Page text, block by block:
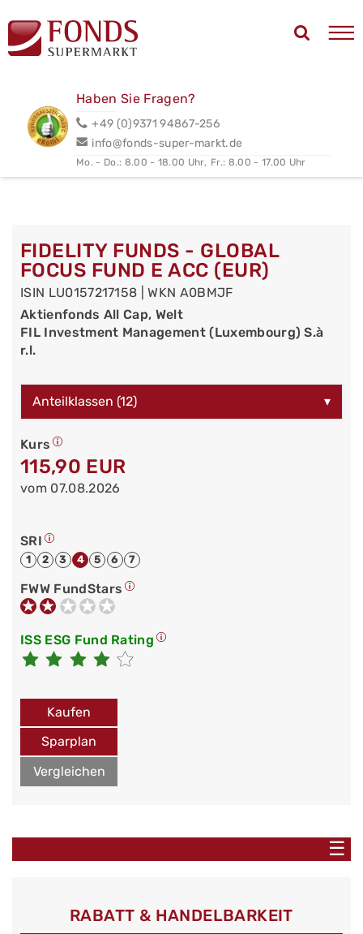
Haben Sie Fragen?
+49 (0)9371 94867-256
info@fonds-super-markt.de
Mo. - Do.: 8.00 - 18.00 Uhr, Fr.: 8.00 - 17.00 Uhr
FIDELITY FUNDS - GLOBAL
FOCUS FUND E ACC (EUR)
ISIN LU0157217158 | WKN A0BMJF
Aktienfonds All Cap, Welt
FIL Investment Management (Luxembourg) S.à
r.l.
Anteilklassen (12) ▾
Kurs
115,90 EUR
vom 07.08.2026
SRI
1 2 3 4 5 6 7
FWW FundStars
ISS ESG Fund Rating
Kaufen
Sparplan
Vergleichen
☰
RABATT & HANDELBARKEIT